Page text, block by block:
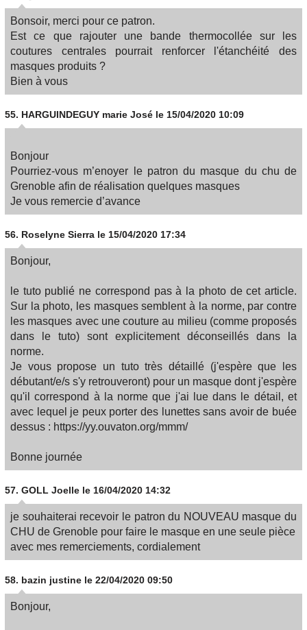
Bonsoir, merci pour ce patron.
Est ce que rajouter une bande thermocollée sur les
coutures centrales pourrait renforcer l'étanchéité des
masques produits ?
Bien à vous
55. HARGUINDEGUY marie José le 15/04/2020 10:09
Bonjour
Pourriez-vous m’enoyer le patron du masque du chu de
Grenoble afin de réalisation quelques masques
Je vous remercie d’avance
56. Roselyne Sierra le 15/04/2020 17:34
Bonjour,
le tuto publié ne correspond pas à la photo de cet article.
Sur la photo, les masques semblent à la norme, par contre
les masques avec une couture au milieu (comme proposés
dans le tuto) sont explicitement déconseillés dans la
norme.
Je vous propose un tuto très détaillé (j'espère que les
débutant/e/s s'y retrouveront) pour un masque dont j'espère
qu'il correspond à la norme que j'ai lue dans le détail, et
avec lequel je peux porter des lunettes sans avoir de buée
dessus : https://yy.ouvaton.org/mmm/
Bonne journée
57. GOLL Joelle le 16/04/2020 14:32
je souhaiterai recevoir le patron du NOUVEAU masque du
CHU de Grenoble pour faire le masque en une seule pièce
avec mes remerciements, cordialement
58. bazin justine le 22/04/2020 09:50
Bonjour,